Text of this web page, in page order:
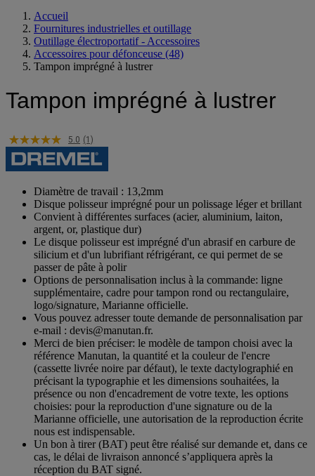
Accueil
Fournitures industrielles et outillage
Outillage électroportatif - Accessoires
Accessoires pour défonceuse (48)
Tampon imprégné à lustrer
Tampon imprégné à lustrer
5.0 (1)
Diamètre de travail : 13,2mm
Disque polisseur imprégné pour un polissage léger et brillant
Convient à différentes surfaces (acier, aluminium, laiton,
argent, or, plastique dur)
Le disque polisseur est imprégné d'un abrasif en carbure de
silicium et d'un lubrifiant réfrigérant, ce qui permet de se
passer de pâte à polir
Options de personnalisation inclus à la commande: ligne
supplémentaire, cadre pour tampon rond ou rectangulaire,
logo/signature, Marianne officielle.
Vous pouvez adresser toute demande de personnalisation par
e-mail : devis@manutan.fr.
Merci de bien préciser: le modèle de tampon choisi avec la
référence Manutan, la quantité et la couleur de l'encre
(cassette livrée noire par défaut), le texte dactylographié en
précisant la typographie et les dimensions souhaitées, la
présence ou non d'encadrement de votre texte, les options
choisies: pour la reproduction d'une signature ou de la
Marianne officielle, une autorisation de la reproduction écrite
nous est indispensable.
Un bon à tirer (BAT) peut être réalisé sur demande et, dans ce
cas, le délai de livraison annoncé s’appliquera après la
réception du BAT signé.